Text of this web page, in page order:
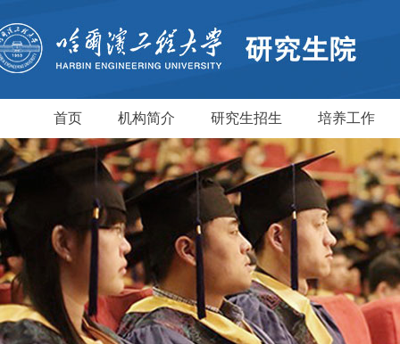
首页 机构简介 研究生招生 培养工作